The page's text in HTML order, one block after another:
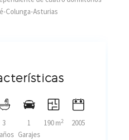
3
1
Garajes
190 m2 2005